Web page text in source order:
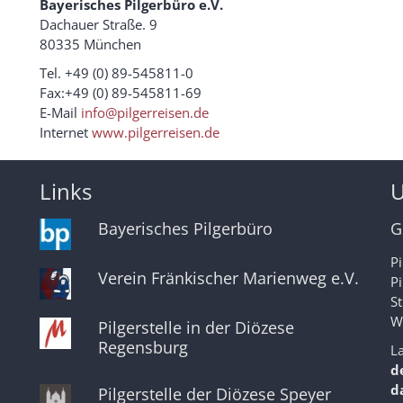
Bayerisches Pilgerbüro e.V.
Dachauer Straße. 9
80335 München
Tel. +49 (0) 89-545811-0
Fax:+49 (0) 89-545811-69
E-Mail info@pilgerreisen.de
Internet www.pilgerreisen.de
Links
Bayerisches Pilgerbüro
Verein Fränkischer Marienweg e.V.
Pilgerstelle in der Diözese
Regensburg
Pilgerstelle der Diözese Speyer